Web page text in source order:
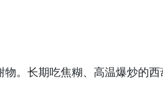
长期吃焦糊、高温爆炒的西